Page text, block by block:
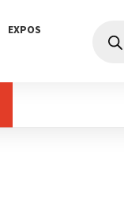
EXPOS
produits